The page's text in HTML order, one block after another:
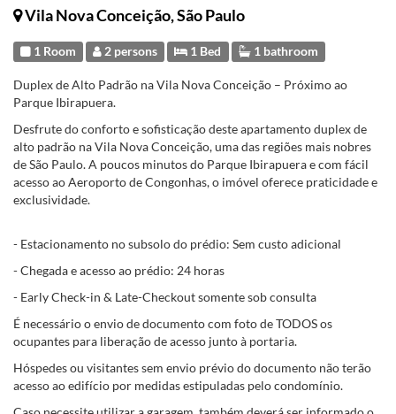
Vila Nova Conceição, São Paulo
1 Room 2 persons 1 Bed 1 bathroom
Duplex de Alto Padrão na Vila Nova Conceição – Próximo ao
Parque Ibirapuera.
Desfrute do conforto e sofisticação deste apartamento duplex de
alto padrão na Vila Nova Conceição, uma das regiões mais nobres
de São Paulo. A poucos minutos do Parque Ibirapuera e com fácil
acesso ao Aeroporto de Congonhas, o imóvel oferece praticidade e
exclusividade.
- Estacionamento no subsolo do prédio: Sem custo adicional
- Chegada e acesso ao prédio: 24 horas
- Early Check-in & Late-Checkout somente sob consulta
É necessário o envio de documento com foto de TODOS os
ocupantes para liberação de acesso junto à portaria.
Hóspedes ou visitantes sem envio prévio do documento não terão
acesso ao edifício por medidas estipuladas pelo condomínio.